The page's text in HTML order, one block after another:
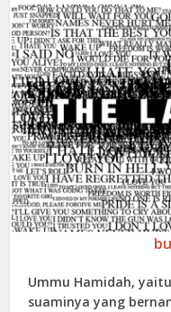
Ummu Hamidah,
suaminya yang